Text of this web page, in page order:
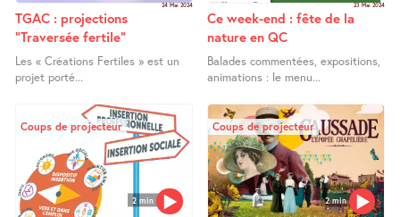
24 Mai 2024
TGAC : projections
"Traversée fertile"
Les « Créations Fertiles » est un
projet porté...
23 Mai 2024
Ce week-end : fête de la
nature en QC
Balades commentées, expositions,
animations : le menu...
2 min
Coups de projecteur
2 min
Coups de projecteur